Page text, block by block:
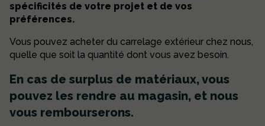
spécificités de votre projet et de vos
préférences.
Vous pouvez acheter du carrelage extérieur chez nous,
quelle que soit la quantité dont vous avez besoin.
En cas de surplus de matériaux, vous
pouvez les rendre au magasin, et nous
vous rembourserons.